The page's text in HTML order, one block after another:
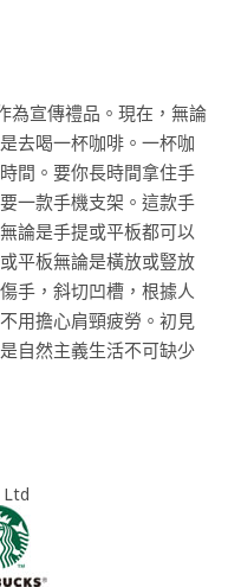
為宣傳禮品。現在，無論
去喝一杯咖啡。一杯咖
間。要你長時間拿住手
一款手機支架。這款手
論是手提或平板都可以
平板無論是橫放或豎放
手，斜切凹槽，根據人
用擔心肩頸疲勞。初見
自然主義生活不可缺少
Ltd